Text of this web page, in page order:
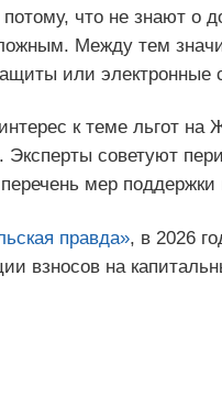
что не знают о
Между тем
или электронные
к теме льгот на
советуют
мер
правда», в 2026
взносов на